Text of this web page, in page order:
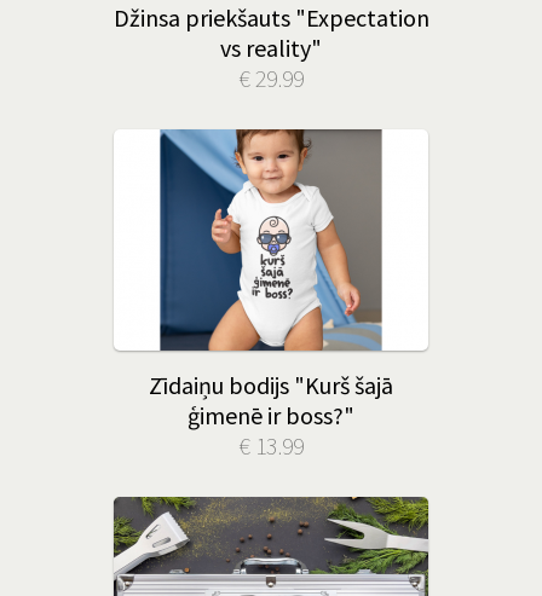
Džinsa priekšauts "Expectation
vs reality"
€ 29.99
Zīdaiņu bodijs "Kurš šajā
ģimenē ir boss?"
€ 13.99